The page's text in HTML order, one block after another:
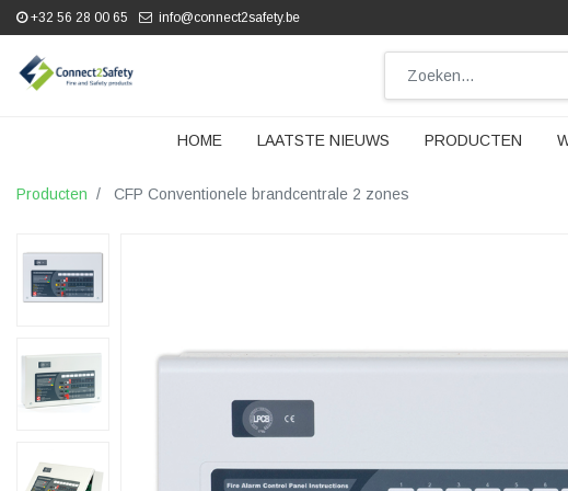
+32 56 28 00 65 info@connect2safety.be
HOME LAATSTE NIEUWS PRODUCTEN
Producten CFP Conventionele brandcentrale 2 zones